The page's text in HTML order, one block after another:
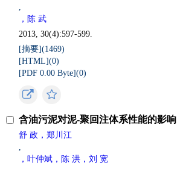
,
，陈 武
2013, 30(4):597-599.
[摘要](1469)
[HTML](0)
[PDF 0.00 Byte](0)
含油污泥对泥-聚回注体系性能的影响
舒 政，郑川江
,
，叶仲斌，陈 洪，刘 宽